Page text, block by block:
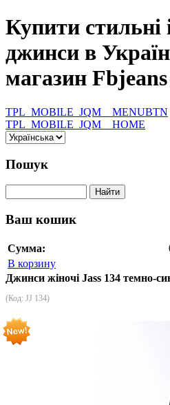
Купити стильні
джинси в
магазин Fbjeans
TPL_MOBILE_JQM__MENUBTN
TPL_MOBILE_JQM__HOME
Пошук
Ваш кошик
Сумма:
В корзину
Джинси жіночі Jass 134 темно-
(Код: JJ 134)